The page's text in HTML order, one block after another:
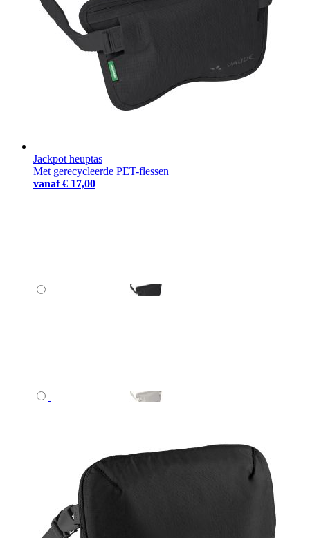
Jackpot heuptas
Met gerecycleerde PET-flessen
vanaf € 17,00